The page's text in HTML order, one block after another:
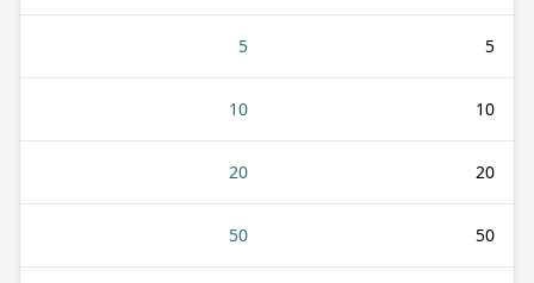
5
5
10
10
20
20
50
50